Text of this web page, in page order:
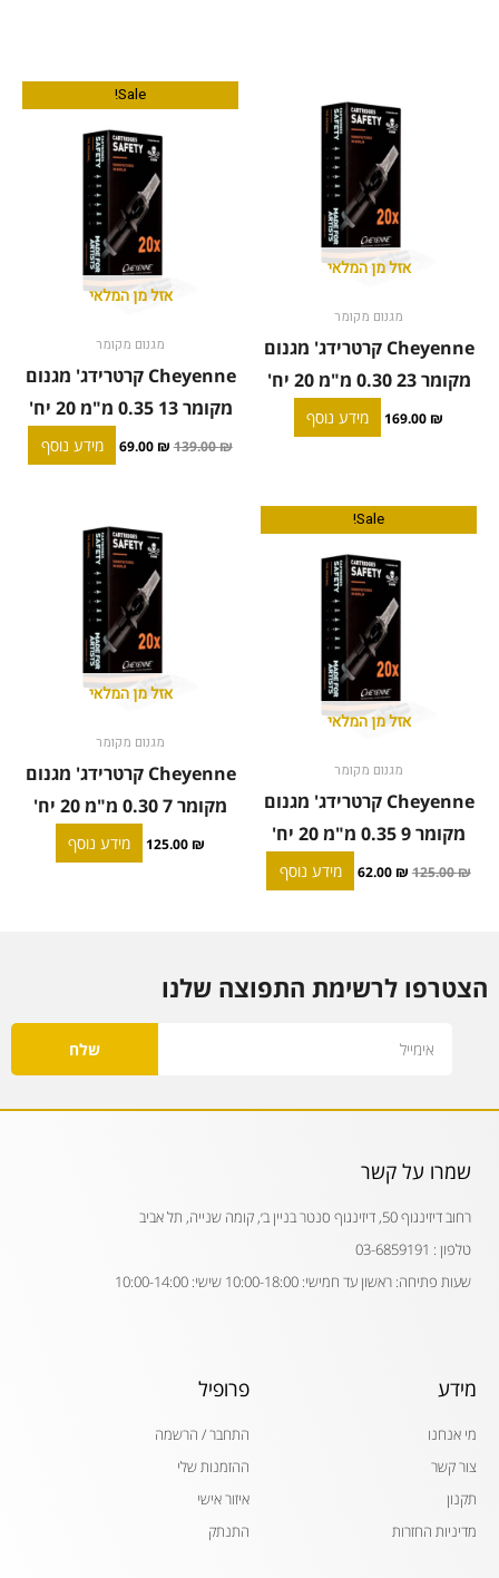
אזל מן המלאי
מגנום מקומר
Cheyenne קרטרידג' מגנום
מקומר 23 0.30 מ"מ 20 יח'
169.00 ₪ מידע נוסף
Sale!
אזל מן המלאי
מגנום מקומר
Cheyenne קרטרידג' מגנום
מקומר 13 0.35 מ"מ 20 יח'
139.00₪
המחיר
המקורי
139.00 ₪.
69.00 ₪
המחיר
הנוכחי
69.00 ₪.
מידע נוסף
Sale!
אזל מן המלאי
מגנום מקומר
Cheyenne קרטרידג' מגנום
מקומר 9 0.35 מ"מ 20 יח'
125.00₪
המחיר
המקורי
125.00 ₪.
62.00 ₪
המחיר
הנוכחי
62.00 ₪.
מידע נוסף
אזל מן המלאי
מגנום מקומר
Cheyenne קרטרידג' מגנום
מקומר 7 0.30 מ"מ 20 יח'
125.00 ₪ מידע נוסף
הצטרפו לרשימת התפוצה שלנו
שלח
שמרו על קשר
רחוב דיזינגוף 50, דיזינגוף סנטר בניין ב׳, קומה שנייה, תל אביב
טלפון : 03-6859191
שעות פתיחה: ראשון עד חמישי: 10:00-18:00 שישי: 10:00-14:00
מידע
מי אנחנו
צור קשר
תקנון
מדיניות החזרות
פרופיל
התחבר / הרשמה
ההזמנות שלי
איזור אישי
התנתק